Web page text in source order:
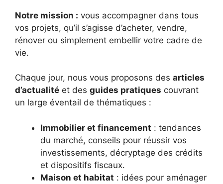
Notre mission : vous accompagner dans tous
vos projets, qu’il s’agisse d’acheter, vendre,
rénover ou simplement embellir votre cadre de
vie.
Chaque jour, nous vous proposons des articles
d’actualité et des guides pratiques couvrant
un large éventail de thématiques :
Immobilier et financement : tendances
du marché, conseils pour réussir vos
investissements, décryptage des crédits
et dispositifs fiscaux.
Maison et habitat : idées pour aménager